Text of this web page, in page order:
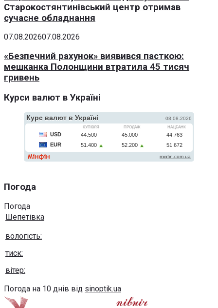
Старокостянтинівський центр отримав
сучасне обладнання
07.08.202607.08.2026
«Безпечний рахунок» виявився пасткою:
мешканка Полонщини втратила 45 тисяч
гривень
Курси валют в Україні
Погода
Погода
Шепетівка
вологість:
тиск:
вітер:
Погода на 10 днів від sinoptik.ua